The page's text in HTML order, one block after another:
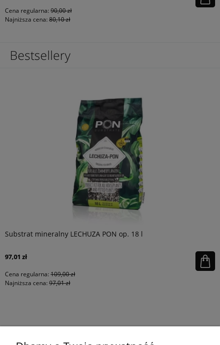
Cena regularna: 90,00 zł
Najniższa cena: 80,10 zł
Bestsellery
Substrat mineralny LECHUZA PON op. 18 l
97,01 zł
Cena regularna: 109,00 zł
Najniższa cena: 97,01 zł